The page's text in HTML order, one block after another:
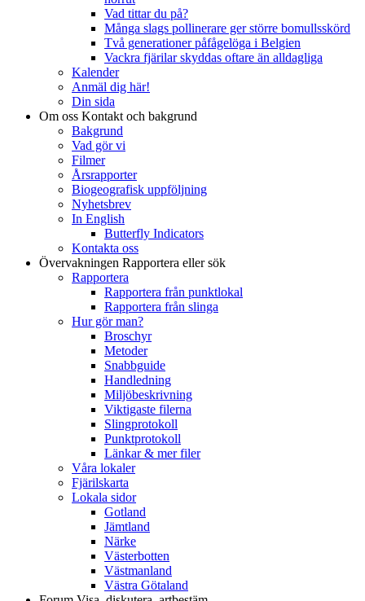
Vad tittar du på?
Många slags pollinerare ger större bomullsskörd
Två generationer påfågelöga i Belgien
Vackra fjärilar skyddas oftare än alldagliga
Kalender
Anmäl dig här!
Din sida
Om oss Kontakt och bakgrund
Bakgrund
Vad gör vi
Filmer
Årsrapporter
Biogeografisk uppföljning
Nyhetsbrev
In English
Butterfly Indicators
Kontakta oss
Övervakningen Rapportera eller sök
Rapportera
Rapportera från punktlokal
Rapportera från slinga
Hur gör man?
Broschyr
Metoder
Snabbguide
Handledning
Miljöbeskrivning
Viktigaste filerna
Slingprotokoll
Punktprotokoll
Länkar & mer filer
Våra lokaler
Fjärilskarta
Lokala sidor
Gotland
Jämtland
Närke
Västerbotten
Västmanland
Västra Götaland